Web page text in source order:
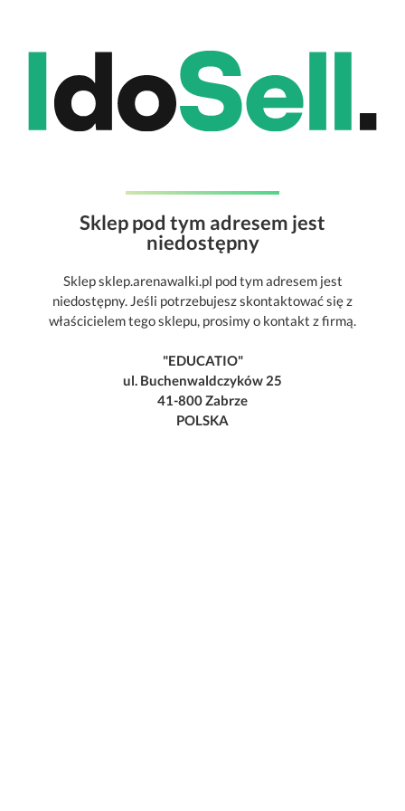
Sklep pod tym adresem jest
niedostępny
Sklep sklep.arenawalki.pl pod tym adresem jest
niedostępny. Jeśli potrzebujesz skontaktować się z
właścicielem tego sklepu, prosimy o kontakt z firmą.
"EDUCATIO"
ul. Buchenwaldczyków 25
41-800 Zabrze
POLSKA